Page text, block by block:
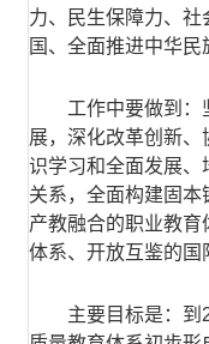
力、民生保障力、
国、全面推进中华民
工作中要做到：
展，深化改革创新
识学习和全面发展、
关系，全面构建固本
产教融合的职业教
体系、开放互鉴的国
主要目标是：到